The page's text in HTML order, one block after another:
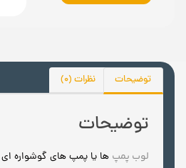
توضیحات نظرات (0)
توضیحات
لوب پمپ ها یا پمپ های گوشواره